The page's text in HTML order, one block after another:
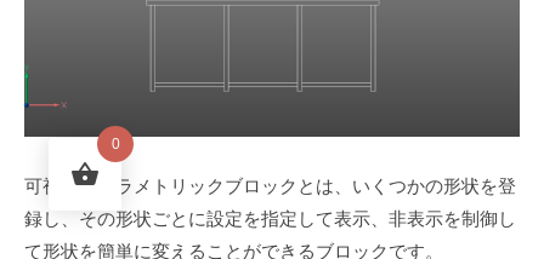
可視状態パラメトリックブロックとは、いくつかの形状を登
録し、その形状ごとに設定を指定して表示、非表示を制御し
て形状を簡単に変えることができるブロックです。
0